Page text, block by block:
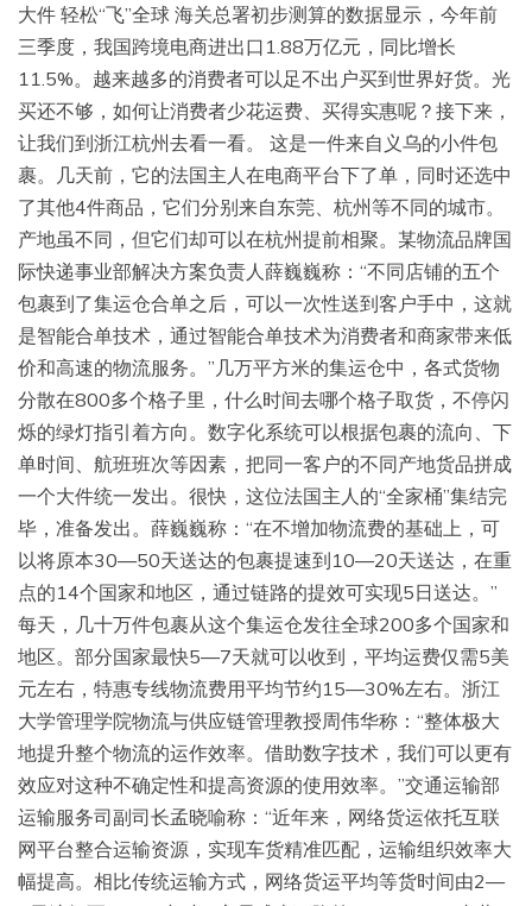
大件 轻松“飞”全球 海关总署初步测算的数据显示，今年前
三季度，我国跨境电商进出口1.88万亿元，同比增长
11.5%。越来越多的消费者可以足不出户买到世界好货。光
买还不够，如何让消费者少花运费、买得实惠呢？接下来，
让我们到浙江杭州去看一看。 这是一件来自义乌的小件包
裹。几天前，它的法国主人在电商平台下了单，同时还选中
了其他4件商品，它们分别来自东莞、杭州等不同的城市。
产地虽不同，但它们却可以在杭州提前相聚。某物流品牌国
际快递事业部解决方案负责人薛巍巍称：“不同店铺的五个
包裹到了集运仓合单之后，可以一次性送到客户手中，这就
是智能合单技术，通过智能合单技术为消费者和商家带来低
价和高速的物流服务。”几万平方米的集运仓中，各式货物
分散在800多个格子里，什么时间去哪个格子取货，不停闪
烁的绿灯指引着方向。数字化系统可以根据包裹的流向、下
单时间、航班班次等因素，把同一客户的不同产地货品拼成
一个大件统一发出。很快，这位法国主人的“全家桶”集结完
毕，准备发出。薛巍巍称：“在不增加物流费的基础上，可
以将原本30—50天送达的包裹提速到10—20天送达，在重
点的14个国家和地区，通过链路的提效可实现5日送达。”
每天，几十万件包裹从这个集运仓发往全球200多个国家和
地区。部分国家最快5—7天就可以收到，平均运费仅需5美
元左右，特惠专线物流费用平均节约15—30%左右。浙江
大学管理学院物流与供应链管理教授周伟华称：“整体极大
地提升整个物流的运作效率。借助数字技术，我们可以更有
效应对这种不确定性和提高资源的使用效率。”交通运输部
运输服务司副司长孟晓喻称：“近年来，网络货运依托互联
网平台整合运输资源，实现车货精准匹配，运输组织效率大
幅提高。相比传统运输方式，网络货运平均等货时间由2—